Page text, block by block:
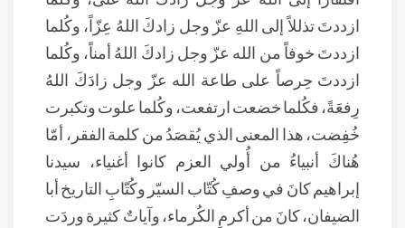
ازددتَ تذللاً إلى اللهِ عزّ وجل زادكَ اللهُ عِزّاً، وكُلما
ازددتَ خوفاً من الله عزّ وجل زادكَ اللهُ أمناً، وكُلما
ازددتَ حِرصاً على طاعة الله عزّ وجل زادَكَ اللهُ
رِفعَةً، فكُلما خضعت ارتفعت، وكُلما علوت وتكبرت
خُفِضت، هذا المعنى الذي يُقصَدُ من كلمة الفقر، أمّا
هُناكَ أنبياءُ من أُولي العزم كانوا أغنياء، سيدنا
إبراهيم كانَ في وصفِ كُتّاب السيّر وكُتّابِ التاريخ أبا
الضيفان، كانَ من أكرمِ الكُرماء، وآياتٌ كثيرة وردَت